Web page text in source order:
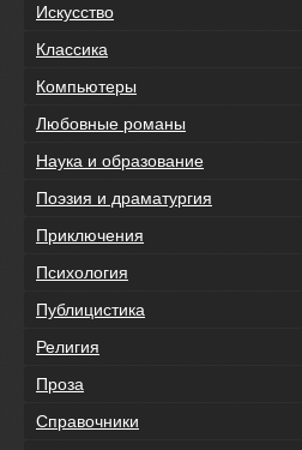
Искусство
Классика
Компьютеры
Любовные романы
Наука и образование
Поэзия и драматургия
Приключения
Психология
Публицистика
Религия
Проза
Справочники